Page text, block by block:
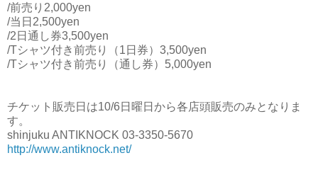
/前売り2,000yen
/当日2,500yen
/2日通し券3,500yen
/Tシャツ付き前売り（1日券）3,500yen
/Tシャツ付き前売り（通し券）5,000yen
チケット販売日は10/6日曜日から各店頭販売のみとなりま
す。
shinjuku ANTIKNOCK 03-3350-5670
http://www.antiknock.net/